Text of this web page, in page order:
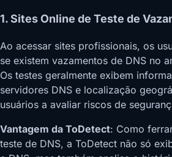
1. Sites Online de Teste de
Ao acessar sites profissionais, os
se existem vazamentos de DNS no
Os testes geralmente exibem
servidores DNS e localização
usuários a avaliar riscos de
Vantagem da ToDetect: Como
teste de DNS, a ToDetect não só